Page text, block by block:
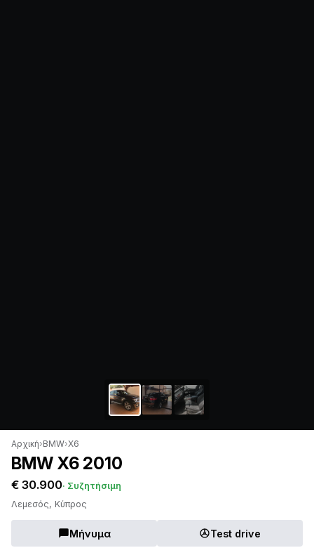
Αρχική›BMW›X6
BMW X6 2010
€ 30.900· Συζητήσιμη
Λεμεσός, Κύπρος
Μήνυμα Test drive